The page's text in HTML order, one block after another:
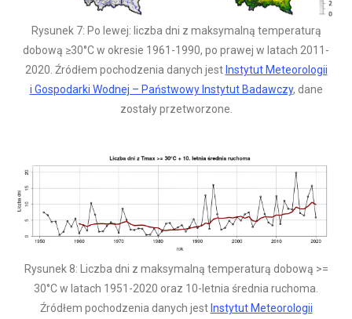
Rysunek 7: Po lewej: liczba dni z maksymalną temperaturą
dobową ≥30°C w okresie 1961-1990, po prawej w latach 2011-
2020. Źródłem pochodzenia danych jestInstytut Meteorologii
i Gospodarki Wodnej – Państwowy Instytut Badawczy, dane
zostały przetworzone.
Rysunek 8: Liczba dni z maksymalną temperaturą dobową >=
30°C w latach 1951-2020 oraz 10-letnia średnia ruchoma.
Źródłem pochodzenia danych jest Instytut Meteorologii